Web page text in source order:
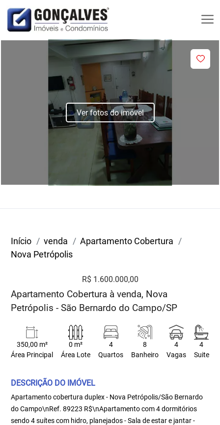
Ver fotos do imóvel
Início venda
Apartamento Cobertura
Nova Petrópolis
R$ 1.600.000,00
Apartamento Cobertura à venda, Nova
Petrópolis - São Bernardo do Campo/SP
350,00 m²
Área Principal
0 m²
Área Lote
4
Quartos
8
Banheiro
4
Vagas
4
Suite
DESCRIÇÃO DO IMÓVEL
Apartamento cobertura duplex - Nova Petrópolis/São Bernardo
do Campo\nRef. 89223 R$\nApartamento com 4 dormitórios
sendo 4 suítes com hidro, planejados - Sala de estar e jantar -